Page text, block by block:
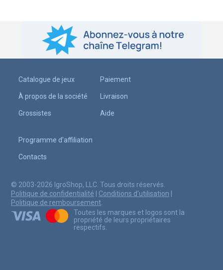
Catalogue de jeux
À propos de la société
Grossistes
Paiement
Livraison
Aide
Programme d'affiliation
Contacts
© 2003-2026 IgroShop, LLC. Tous droits réservés.
Politique de confidentialité
Conditions d'utilisation
Politique de remboursement
Toutes les marques et logos sont la
propriété de leurs propriétaires
respectifs.